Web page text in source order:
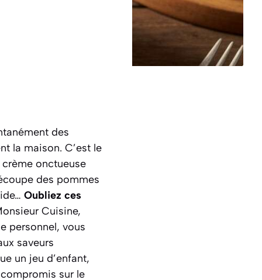
des
la maison. C’est le
onctueuse
des pommes
Oubliez ces
Cuisine,
personnel, vous
saveurs
un jeu d’enfant,
sur le